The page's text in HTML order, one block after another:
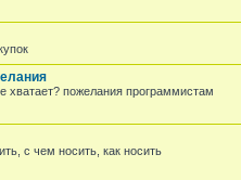
хватает? пожелания программистам
с чем носить, как носить